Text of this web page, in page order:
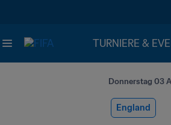
TURNIERE &
Donnerstag 03
England